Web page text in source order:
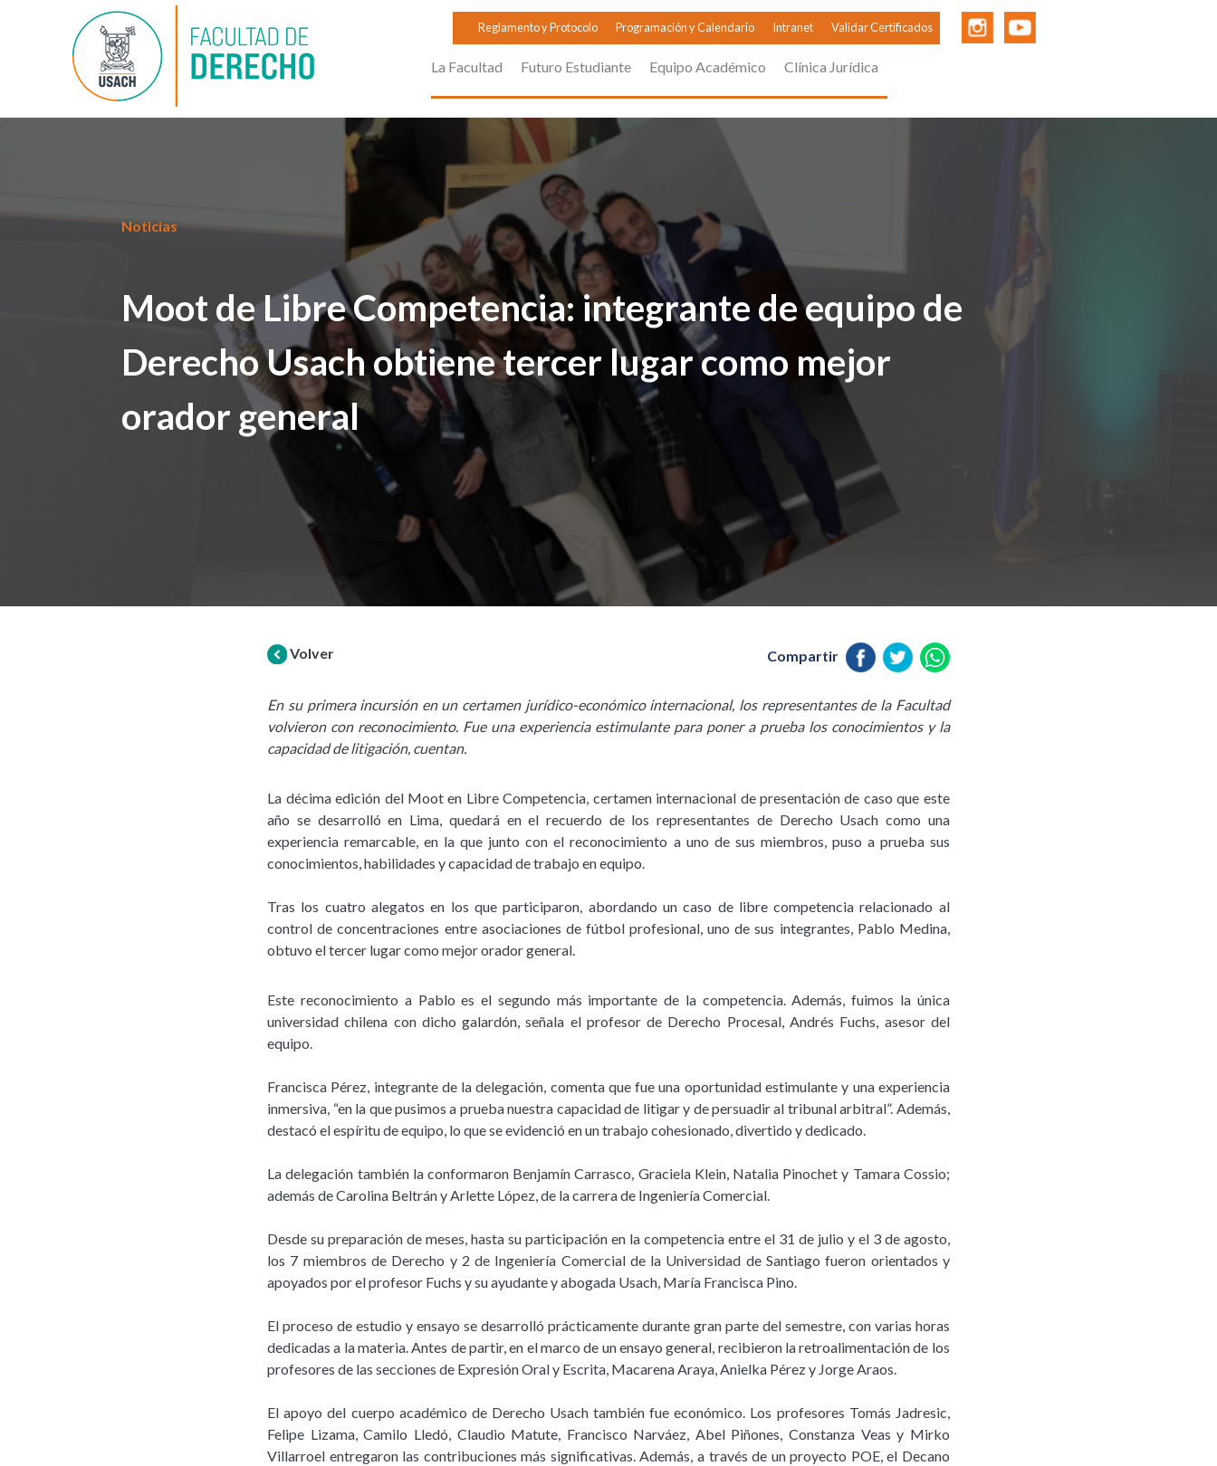
Reglamento y Protocolo Programación y Calendario Intranet Validar Certificados
La Facultad Futuro Estudiante Equipo Académico Clínica Jurídica
Noticias
Moot de Libre Competencia: integrante de equipo de
Derecho Usach obtiene tercer lugar como mejor
orador general
Volver Compartir
En su primera incursión en un certamen jurídico-económico internacional, los representantes de la Facultad
volvieron con reconocimiento. Fue una experiencia estimulante para poner a prueba los conocimientos y la
capacidad de litigación, cuentan.
La décima edición del Moot en Libre Competencia, certamen internacional de presentación de caso que este
año se desarrolló en Lima, quedará en el recuerdo de los representantes de Derecho Usach como una
experiencia remarcable, en la que junto con el reconocimiento a uno de sus miembros, puso a prueba sus
conocimientos, habilidades y capacidad de trabajo en equipo.
Tras los cuatro alegatos en los que participaron, abordando un caso de libre competencia relacionado al
control de concentraciones entre asociaciones de fútbol profesional, uno de sus integrantes, Pablo Medina,
obtuvo el tercer lugar como mejor orador general.
Este reconocimiento a Pablo es el segundo más importante de la competencia. Además, fuimos la única
universidad chilena con dicho galardón, señala el profesor de Derecho Procesal, Andrés Fuchs, asesor del
equipo.
Francisca Pérez, integrante de la delegación, comenta que fue una oportunidad estimulante y una experiencia
inmersiva, “en la que pusimos a prueba nuestra capacidad de litigar y de persuadir al tribunal arbitral”. Además,
destacó el espíritu de equipo, lo que se evidenció en un trabajo cohesionado, divertido y dedicado.
La delegación también la conformaron Benjamín Carrasco, Graciela Klein, Natalia Pinochet y Tamara Cossio;
además de Carolina Beltrán y Arlette López, de la carrera de Ingeniería Comercial.
Desde su preparación de meses, hasta su participación en la competencia entre el 31 de julio y el 3 de agosto,
los 7 miembros de Derecho y 2 de Ingeniería Comercial de la Universidad de Santiago fueron orientados y
apoyados por el profesor Fuchs y su ayudante y abogada Usach, María Francisca Pino.
El proceso de estudio y ensayo se desarrolló prácticamente durante gran parte del semestre, con varias horas
dedicadas a la materia. Antes de partir, en el marco de un ensayo general, recibieron la retroalimentación de los
profesores de las secciones de Expresión Oral y Escrita, Macarena Araya, Anielka Pérez y Jorge Araos.
El apoyo del cuerpo académico de Derecho Usach también fue económico. Los profesores Tomás Jadresic,
Felipe Lizama, Camilo Lledó, Claudio Matute, Francisco Narváez, Abel Piñones, Constanza Veas y Mirko
Villarroel entregaron las contribuciones más significativas. Además, a través de un proyecto POE, el Decano